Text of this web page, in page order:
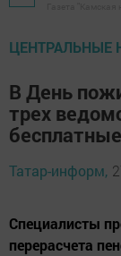
ЦЕНТРАЛЬНЫЕ
В День
трех
Татар-информ,
Специалисты
перерасчета